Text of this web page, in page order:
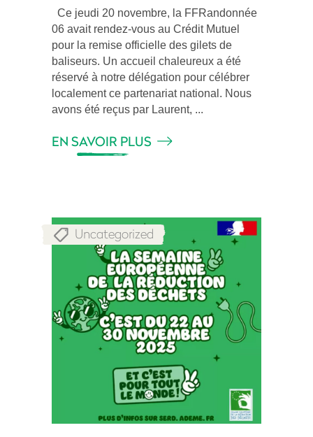
Ce jeudi 20 novembre, la FFRandonnée
06 avait rendez-vous au Crédit Mutuel
pour la remise officielle des gilets de
baliseurs. Un accueil chaleureux a été
réservé à notre délégation pour célébrer
localement ce partenariat national. Nous
avons été reçus par Laurent,
EN SAVOIR PLUS
Uncategorized